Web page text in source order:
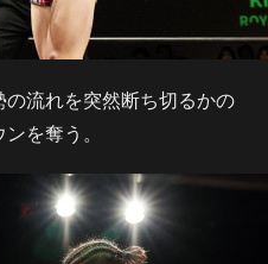
流れを突然断ち切るかの
を奪う。